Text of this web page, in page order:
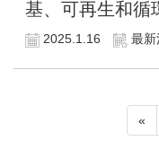
基、可再生和循
2025.1.16 最新
«